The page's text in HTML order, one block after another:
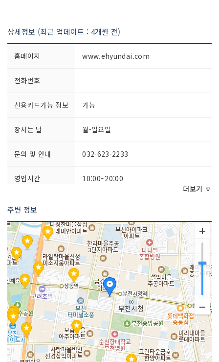
상세정보 (최근 업데이트 : 4개월 전)
홈페이지 www.ehyundai.com
전화번호
신용카드가능 정보 가능
장서는 날 월-일요일
문의 및 안내 032-623-2233
영업시간 10:00~20:00
쉬는날 명절, 월1회
화장실 설명 있음
판매 품목
복합쇼핑몰(백화점, 마트, 편의점, 아울렛
등)
매장안내 환급서비스 제공방식 : 즉시+사후
더보기 🔽
주변 정보